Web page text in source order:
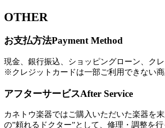
OTHER
お支払方法Payment Method
現金、銀行振込、ショッピングローン、ク
※クレジットカードは一部ご利用できない商
アフターサービスAfter Service
カネトウ楽器ではご購入いただいた楽器を
の”頼れるドクター”として、修理・調整を